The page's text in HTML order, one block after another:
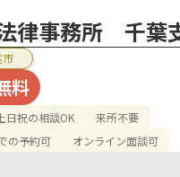
律事務所 千葉
市
料
日祝の相談OK
来所不要
の予約可 オンライン面談可